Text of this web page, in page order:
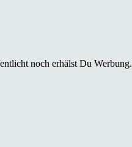
noch erhälst Du Werbung.